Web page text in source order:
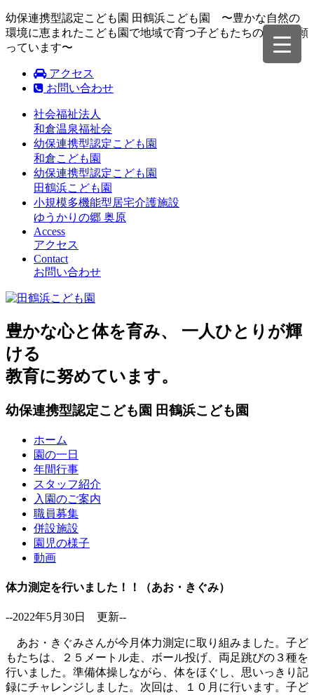
幼保連携型認定こども園 田鶴浜こども園 〜豊かな自然の
環境に恵まれたこども園で地域で育つ子どもたちの成長を願
っています〜
アクセス
お問い合わせ
社会福祉法人
和倉温泉福祉会
幼保連携型認定こども園
和倉こども園
幼保連携型認定こども園
田鶴浜こども園
小規模多機能型居宅介護施設
ゆうかりの郷 奥原
Access
アクセス
Contact
お問い合わせ
豊かな心と体を育み、 一人ひとりが輝
ける
教育に努めています。
幼保連携型認定こども園 田鶴浜こども園
ホーム
園の一日
年間行事
スタッフ紹介
入園のご案内
職員募集
併設施設
園児の様子
動画
体力測定を行いました！！（あお・きぐみ）
--2022年5月30日 更新--
あお・きぐみさんが今月体力測定に取り組みました。子ど
もたちは、２５メートル走、ボール投げ、両足跳びの３種を
行いました。準備体操しながら、体をほぐし、思いっきり記
録にチャレンジしました。次回は、１０月に行います。子ど